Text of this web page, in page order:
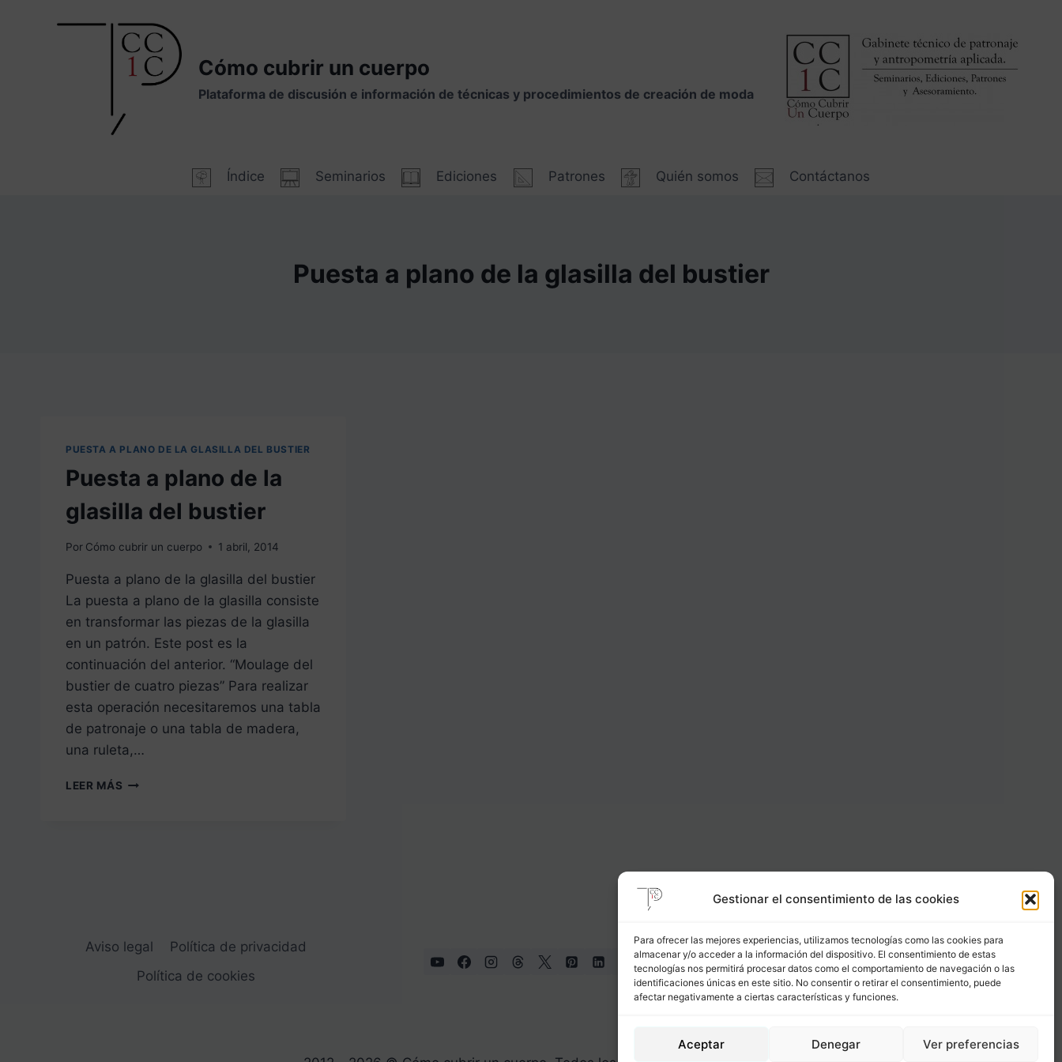
Gestionar el consentimiento de las cookies
Para ofrecer las mejores experiencias, utilizamos tecnologías como las cookies para
almacenar y/o acceder a la información del dispositivo. El consentimiento de estas
tecnologías nos permitirá procesar datos como el comportamiento de navegación o las
identificaciones únicas en este sitio. No consentir o retirar el consentimiento, puede
afectar negativamente a ciertas características y funciones.
Aceptar Denegar Ver preferencias
Cómo cubrir un cuerpo
Plataforma de discusión e información de técnicas y procedimientos de creación de moda
Índice Seminarios Ediciones Patrones Quién somos Contáctanos
Puesta a plano de la glasilla del bustier
PUESTA A PLANO DE LA GLASILLA DEL BUSTIER
Puesta a plano de la
glasilla del bustier
Por Cómo cubrir un cuerpo 1 abril, 2014
Puesta a plano de la glasilla del bustier
La puesta a plano de la glasilla consiste
en transformar las piezas de la glasilla
en un patrón. Este post es la
continuación del anterior. “Moulage del
bustier de cuatro piezas” Para realizar
esta operación necesitaremos una tabla
de patronaje o una tabla de madera,
una ruleta,…
LEER MÁS PUESTA
Aviso legal
Política de privacidad
Política de cookies
Carrer Provença, 183
Tel& Whatsapp
+34 - 683 23 53 59